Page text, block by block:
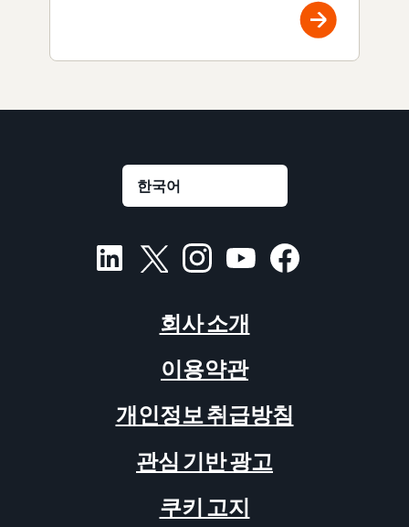
회사 소개
이용약관
개인정보 취급방침
관심 기반 광고
쿠키 고지